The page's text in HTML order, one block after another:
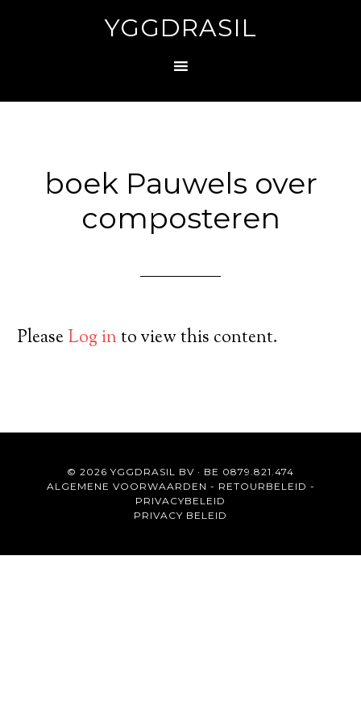
YGGDRASIL
boek Pauwels over
composteren
PleaseLog into view this content.
© 2026 YGGDRASIL BV · BE 0879.821.474
ALGEMENE VOORWAARDEN - RETOURBELEID -
PRIVACYBELEID
PRIVACY BELEID